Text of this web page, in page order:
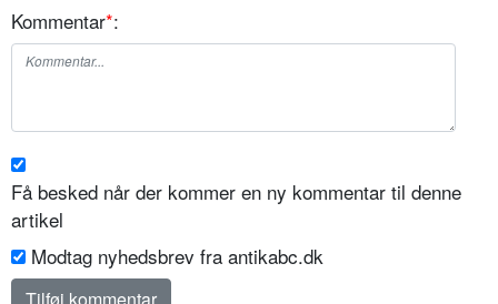
Kommentar*:
Få besked når der kommer en ny kommentar til denne
artikel
Modtag nyhedsbrev fra antikabc.dk